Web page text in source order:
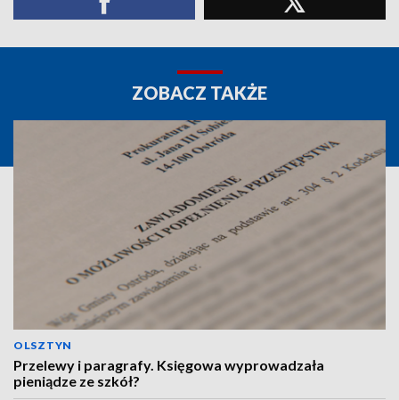
ZOBACZ TAKŻE
OLSZTYN
Przelewy i paragrafy. Księgowa wyprowadzała
pieniądze ze szkół?